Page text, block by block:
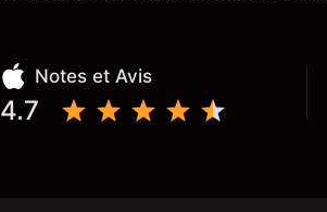
Notes et Avis
4.7